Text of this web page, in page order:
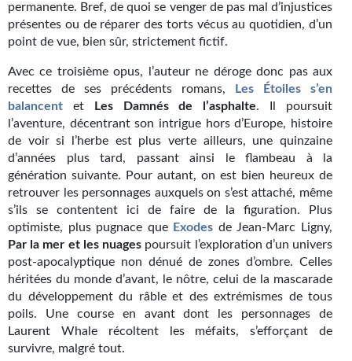
S'abonner
Les critiques
Le blog
Le prix des lecteurs
GOODIES
Goodies Gotland
Tirages d’art Une Heure-Lumière
PLUS
À paraître
Revue de presse
Récompenses
permanente. Bref, de quoi se venger de pas mal d’injustices
présentes ou de réparer des torts vécus au quotidien, d’un
point de vue, bien sûr, strictement fictif.
Avec ce troisième opus, l’auteur ne déroge donc pas aux
recettes de ses précédents romans,
Les Étoiles s’en
balancent et Les Damnés de l’asphalte. Il poursuit
l’aventure, décentrant son intrigue hors d’Europe, histoire
de voir si l’herbe est plus verte ailleurs, une quinzaine
d’années plus tard, passant ainsi le flambeau à la
génération suivante. Pour autant, on est bien heureux de
retrouver les personnages auxquels on s’est attaché, même
s’ils se contentent ici de faire de la figuration. Plus
optimiste, plus pugnace que Exodes de Jean-Marc Ligny,
Par la mer et les nuages poursuit l’exploration d’un univers
post-apocalyptique non dénué de zones d’ombre. Celles
héritées du monde d’avant, le nôtre, celui de la mascarade
du développement du râble et des extrémismes de tous
poils. Une course en avant dont les personnages de
Laurent Whale récoltent les méfaits, s’efforçant de
survivre, malgré tout.